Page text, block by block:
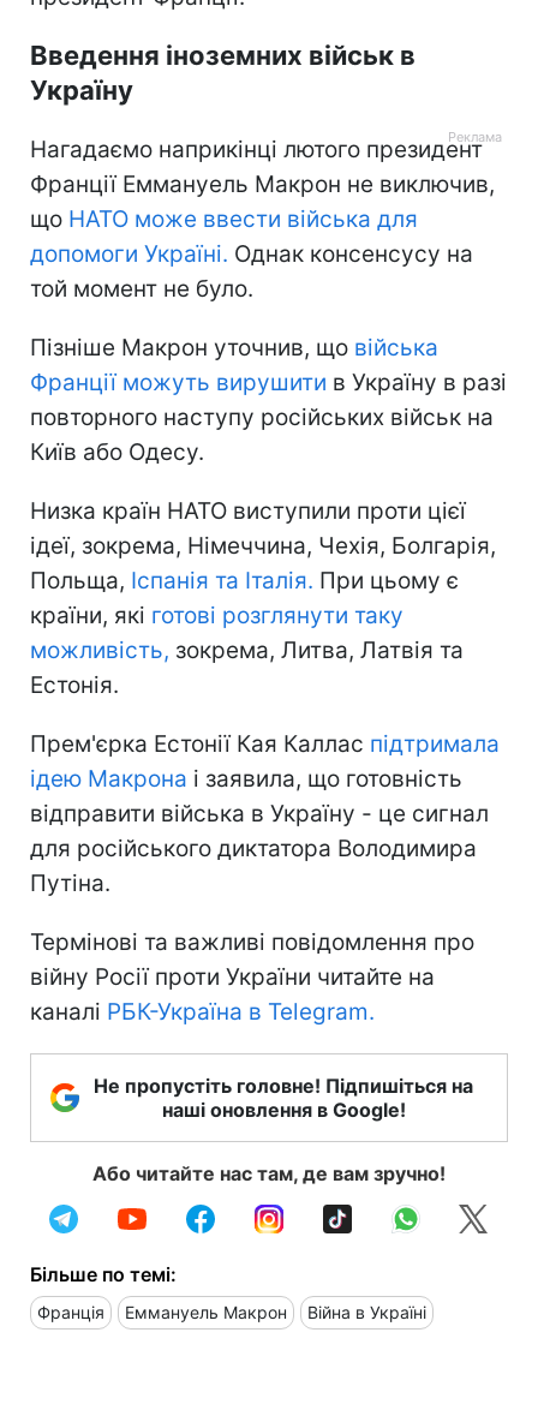
Введення іноземних військ в
Україну
Нагадаємо наприкінці лютого президент
Франції Еммануель Макрон не виключив,
що НАТО може ввести війська для
допомоги Україні. Однак консенсусу на
той момент не було.
Пізніше Макрон уточнив, що війська
Франції можуть вирушити в Україну в разі
повторного наступу російських військ на
Київ або Одесу.
Низка країн НАТО виступили проти цієї
ідеї, зокрема, Німеччина, Чехія, Болгарія,
Польща, Іспанія та Італія. При цьому є
країни, які готові розглянути таку
можливість, зокрема, Литва, Латвія та
Естонія.
Прем'єрка Естонії Кая Каллас підтримала
ідею Макрона і заявила, що готовність
відправити війська в Україну - це сигнал
для російського диктатора Володимира
Путіна.
Термінові та важливі повідомлення про
війну Росії проти України читайте на
каналі РБК-Україна в Telegram.
Не пропустіть головне! Підпишіться на
наші оновлення в Google!
Або читайте нас там, де вам зручно!
Більше по темі:
Франція Еммануель Макрон Війна в Україні